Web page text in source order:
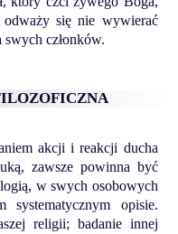
odważy się nie wywierać
członków.
akcji i reakcji ducha
zawsze powinna być
w swych osobowych
opisie.
religii; badanie innej